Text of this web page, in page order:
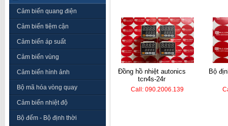
Cảm biến quang điện
Cảm biến tiệm cận
Cảm biến áp suất
Cảm biến vùng
Cảm biến hình ảnh
Bộ mã hóa vòng quay
Cảm biến nhiệt độ
Bộ đếm - Bộ định thời
đồng hồ nhiệt autonics
tcn4s-24r
Call: 090.2006.139
bộ định thời koino ktm-